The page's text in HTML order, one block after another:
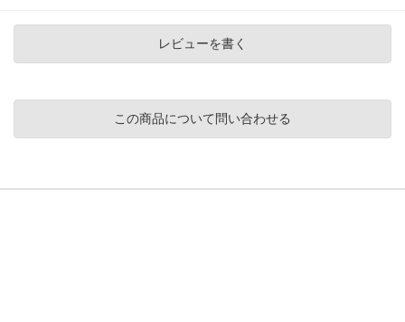
レビューを書く
この商品について問い合わせる